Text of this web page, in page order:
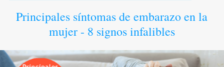
Principales síntomas de embarazo en la
mujer - 8 signos infalibles